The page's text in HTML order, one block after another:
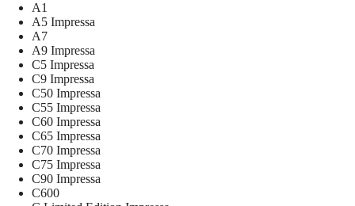
A1
A5 Impressa
A7
A9 Impressa
C5 Impressa
C9 Impressa
C50 Impressa
C55 Impressa
C60 Impressa
C65 Impressa
C70 Impressa
C75 Impressa
C90 Impressa
C600